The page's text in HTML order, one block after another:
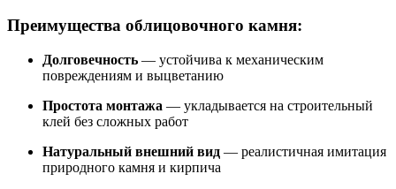
Преимущества облицовочного камня:
Долговечность — устойчива к механическим
повреждениям и выцветанию
Простота монтажа — укладывается на строительный
клей без сложных работ
Натуральный внешний вид — реалистичная имитация
природного камня и кирпича